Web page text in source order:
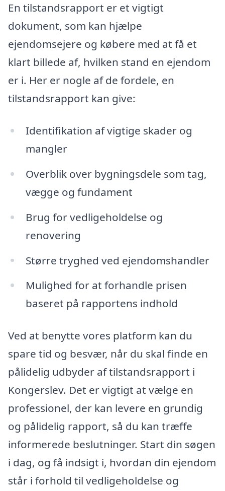
En tilstandsrapport er et vigtigt
dokument, som kan hjælpe
ejendomsejere og købere med at få et
klart billede af, hvilken stand en ejendom
er i. Her er nogle af de fordele, en
tilstandsrapport kan give:
Identifikation af vigtige skader og
mangler
Overblik over bygningsdele som tag,
vægge og fundament
Brug for vedligeholdelse og
renovering
Større tryghed ved ejendomshandler
Mulighed for at forhandle prisen
baseret på rapportens indhold
Ved at benytte vores platform kan du
spare tid og besvær, når du skal finde en
pålidelig udbyder af tilstandsrapport i
Kongerslev. Det er vigtigt at vælge en
professionel, der kan levere en grundig
og pålidelig rapport, så du kan træffe
informerede beslutninger. Start din søgen
i dag, og få indsigt i, hvordan din ejendom
står i forhold til vedligeholdelse og